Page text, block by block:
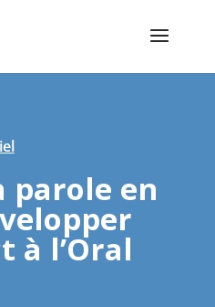
parole en
à l’Oral